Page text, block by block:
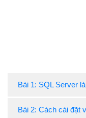
Bài 1: SQL Server
Bài 2: Cách cài đặt